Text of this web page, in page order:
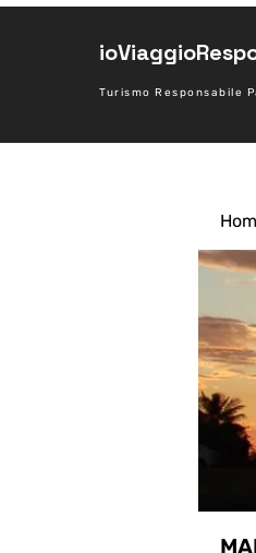
Turismo Responsabile